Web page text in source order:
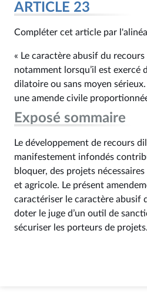
ARTICLE 23
Compléter cet article par
« Le caractère abusif du
notamment lorsqu’il est exercé
dilatoire ou sans moyen
une amende civile
Exposé sommaire
Le développement de recours
manifestement infondés
bloquer, des projets
et agricole. Le présent
caractériser le caractère abusif
doter le juge d’un outil de
sécuriser les porteurs de projets.